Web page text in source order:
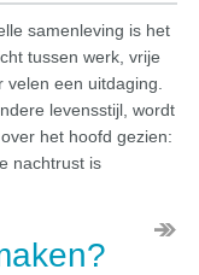
samenleving is het
tussen werk, vrije
een uitdaging.
levensstijl, wordt
het hoofd gezien:
nachtrust is